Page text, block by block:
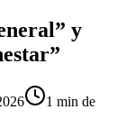
y
1 min de